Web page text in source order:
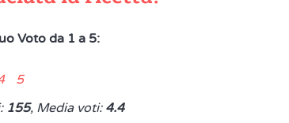
Voto da 1 a 5:
5
155, Media voti: 4.4